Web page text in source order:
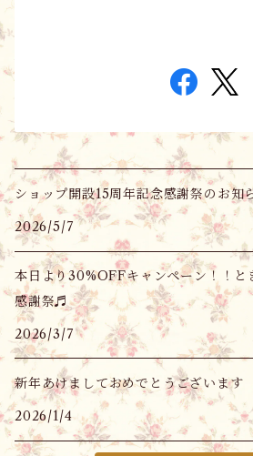
ショップ開設15周年記念感謝祭のお知
2026/5/7
本日より30%OFFキャンペーン！！と
感謝祭♬
2026/3/7
新年あけましておめでとうございます
2026/1/4